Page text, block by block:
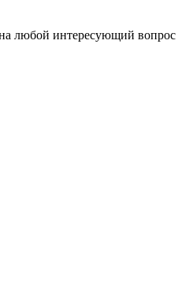
любой интересующий вопрос